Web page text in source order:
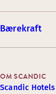
Bærekraft
OM SCANDIC
Scandic Hotels